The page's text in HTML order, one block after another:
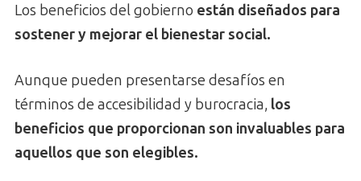
Los beneficios del gobierno están diseñados para
sostener y mejorar el bienestar social.
Aunque pueden presentarse desafíos en
términos de accesibilidad y burocracia, los
beneficios que proporcionan son invaluables para
aquellos que son elegibles.